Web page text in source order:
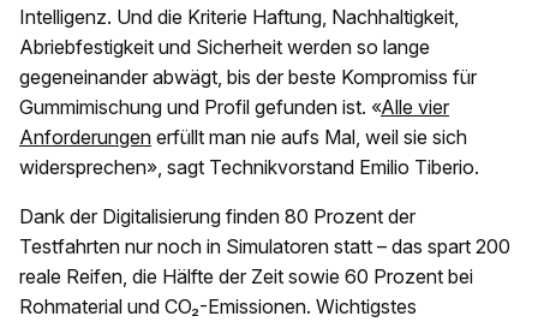
Intelligenz. Und die Kriterie Haftung, Nachhaltigkeit,
Abriebfestigkeit und Sicherheit werden so lange
gegeneinander abwägt, bis der beste Kompromiss für
Gummimischung und Profil gefunden ist. «Alle vier
Anforderungen erfüllt man nie aufs Mal, weil sie sich
widersprechen», sagt Technikvorstand Emilio Tiberio.
Dank der Digitalisierung finden 80 Prozent der
Testfahrten nur noch in Simulatoren statt – das spart 200
reale Reifen, die Hälfte der Zeit sowie 60 Prozent bei
Rohmaterial und CO₂-Emissionen. Wichtigstes